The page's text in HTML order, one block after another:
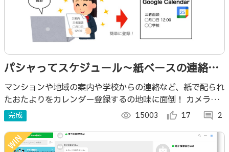
パシャってスケジュール〜紙ベースの連絡を
Googleカレンダー登録〜
マンションや地域の案内や学校からの連絡など、紙で配られ
たおたよりをカレンダー登録するの地味に面倒！ カメラで
撮影したものから文字データを読み取ってGoogleカレンダ
ーに登録できるツールを作ってみた。
完成 visibility 15003 thumb_up_alt 17 comment 2